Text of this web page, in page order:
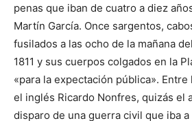
penas que iban de cuatro a diez
Martín García. Once sargentos,
fusilados a las ocho de la mañana
1811 y sus cuerpos colgados en la
«para la expectación pública».
el inglés Ricardo Nonfres, quizás el
disparo de una guerra civil que iba